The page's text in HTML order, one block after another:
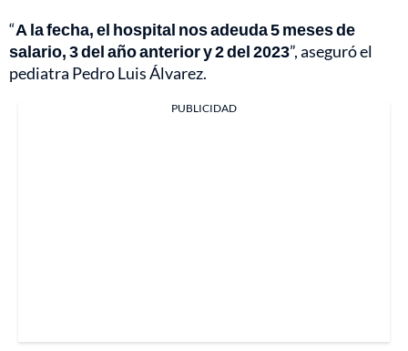
“A la fecha, el hospital nos adeuda 5 meses de
salario, 3 del año anterior y 2 del 2023”, aseguró el
pediatra Pedro Luis Álvarez.
PUBLICIDAD